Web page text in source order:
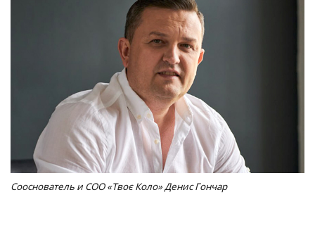
Сооснователь и COO «Твоє Коло» Денис Гончар